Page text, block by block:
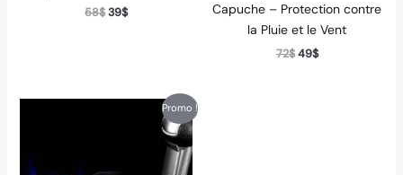
58$ 39$
Capuche – Protection contre
la Pluie et le Vent
72$ 49$
Promo !